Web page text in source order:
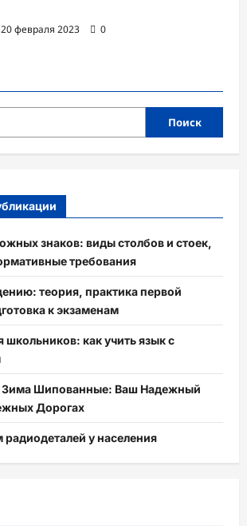
20 февраля 2023 0
Поиск
знаков: виды столбов и стоек,
требования
теория, практика первой
к экзаменам
школьников: как учить язык с
Шипованные: Ваш Надежный
Дорогах
у населения